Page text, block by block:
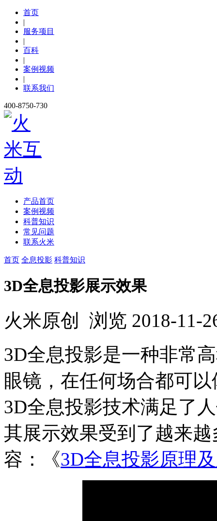
首页
|
服务项目
|
百科
|
案例视频
|
联系我们
400-8750-730
产品首页
案例视频
科普知识
常见问题
联系火米
首页 全息投影 科普知识
3D全息投影展示效果
火米原创 浏览 2018-11-
3D全息投影是一种非常
眼镜，在任何场合都可
3D全息投影技术满足了
其展示效果受到了越来
容：《3D全息投影原理